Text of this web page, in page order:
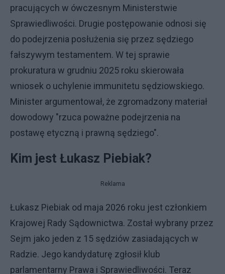
pracujących w ówczesnym Ministerstwie
Sprawiedliwości. Drugie postępowanie odnosi się
do podejrzenia posłużenia się przez sędziego
fałszywym testamentem. W tej sprawie
prokuratura w grudniu 2025 roku skierowała
wniosek o uchylenie immunitetu sędziowskiego.
Minister argumentował, że zgromadzony materiał
dowodowy "rzuca poważne podejrzenia na
postawę etyczną i prawną sędziego".
Kim jest Łukasz Piebiak?
Reklama
Łukasz Piebiak od maja 2026 roku jest członkiem
Krajowej Rady Sądownictwa. Został wybrany przez
Sejm jako jeden z 15 sędziów zasiadających w
Radzie. Jego kandydaturę zgłosił klub
parlamentarny Prawa i Sprawiedliwości. Teraz